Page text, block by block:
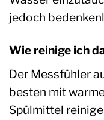
jedoch
Wie reinige ich
Der Messfühler
besten mit
Spülmittel